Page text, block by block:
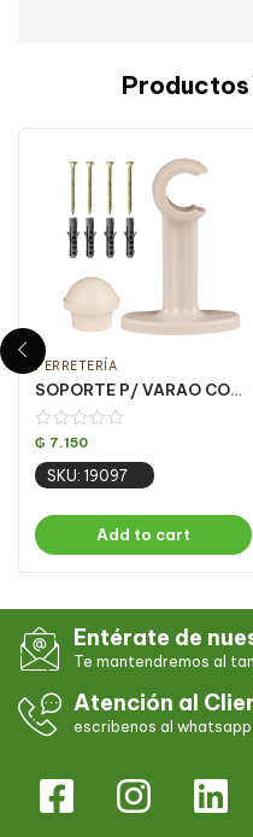
FERRETERÍA
SOPORTE P/ VARAO CORTINA 19MM SIMPLES BEIGE
₲ 7.150
SKU: 19097
Add to cart
Entérate de
Te mantendremos al
Atención al
escribenos al